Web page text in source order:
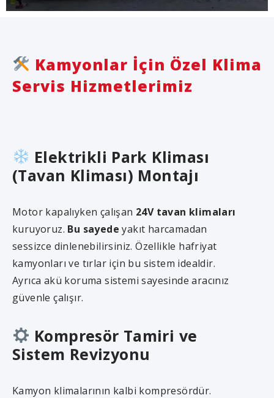
Kamyonlar İçin Özel Klima
Servis Hizmetlerimiz
Elektrikli Park Kliması
(Tavan Kliması) Montajı
Motor kapalıyken çalışan 24V tavan klimaları
kuruyoruz. Bu sayede yakıt harcamadan
sessizce dinlenebilirsiniz. Özellikle hafriyat
kamyonları ve tırlar için bu sistem idealdir.
Ayrıca akü koruma sistemi sayesinde aracınız
güvenle çalışır.
Kompresör Tamiri ve
Sistem Revizyonu
Kamyon klimalarının kalbi kompresördür.